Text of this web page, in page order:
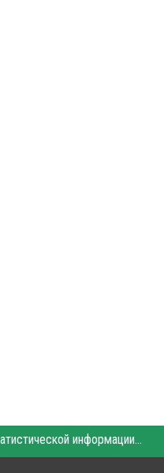
Этот сайт использует «cookies». Также сайт использует интернет-сервис для сбора технических данных касательно посетителей с целью получения маркетинговой и статистической информации. Условия обработки данных посетителей сайта см.